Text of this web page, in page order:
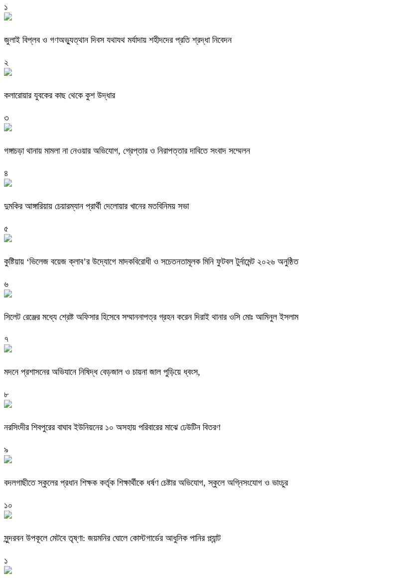
১
জুলাই বিপ্লব ও গণঅভ্যুত্থান দিবস যথাযথ মর্যাদায় শহীদদের প্রতি শ্রদ্ধা নিবেদন
২
কলারোয়ার যুবকের কাছ থেকে কুশ উদ্ধার
৩
গঙ্গাচড়া থানায় মামলা না নেওয়ার অভিযোগ, গ্রেপ্তার ও নিরাপত্তার দাবিতে সংবাদ সম্মেলন
৪
দুমকির আঙ্গারিয়ায় চেয়ারম্যান প্রার্থী দেলোয়ার খানের মতবিনিময় সভা
৫
কুষ্টিয়ায় ‘ভিলেজ বয়েজ ক্লাব’র উদ্যোগে মাদকবিরোধী ও সচেতনতামূলক মিনি ফুটবল টুর্নামেন্ট ২০২৬ অনুষ্ঠিত
৬
সিলেট রেঞ্জের মধ্যে শ্রেষ্ট অফিসার হিসেবে সম্মাননাপত্র গ্রহন করেন দিরাই থানার ওসি মোঃ আমিনুল ইসলাম
৭
মদনে প্রশাসনের অভিযানে নিষিদ্ধ বেড়জাল ও চায়না জাল পুড়িয়ে ধ্বংস,
৮
নরসিংদীর শিবপুরের বাঘাব ইউনিয়নের ১০ অসহায় পরিবারের মাঝে ঢেউটিন বিতরণ
৯
বদলগাছীতে স্কুলের প্রধান শিক্ষক কর্তৃক শিক্ষার্থীকে ধর্ষণ চেষ্টার অভিযোগ, স্কুলে অগ্নিসংযোগ ও ভাংচুর
১০
সুন্দরবন উপকূলে মেটবে তৃষ্ণা: জয়মনির ঘোলে কোস্টগার্ডের আধুনিক পানির প্ল্যান্ট
১